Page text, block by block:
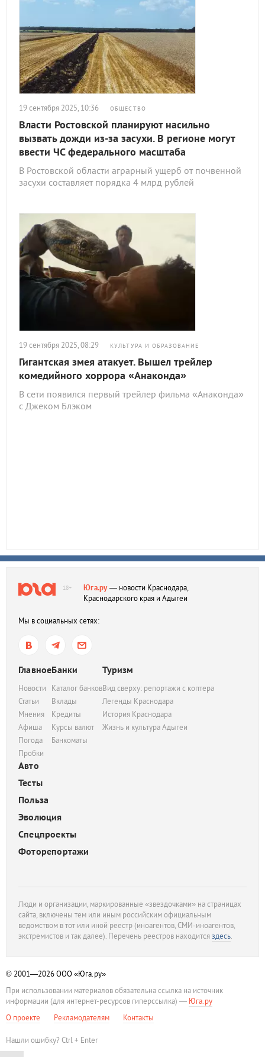
19 сентября 2025, 10:36 ОБЩЕСТВО
Власти Ростовской планируют насильно
вызвать дожди из-за засухи. В регионе могут
ввести ЧС федерального масштаба
В Ростовской области аграрный ущерб от почвенной
засухи составляет порядка 4 млрд рублей
19 сентября 2025, 08:29 КУЛЬТУРА И ОБРАЗОВАНИЕ
Гигантская змея атакует. Вышел трейлер
комедийного хоррора «Анаконда»
В сети появился первый трейлер фильма «Анаконда»
с Джеком Блэком
18+ Юга.ру— новости Краснодара,
Краснодарского края и Адыгеи
Мы в социальных сетях:
Главное
Новости
Статьи
Мнения
Афиша
Погода
Пробки
Банки
Каталог банков
Вклады
Кредиты
Курсы валют
Банкоматы
Туризм
Вид сверху: репортажи с коптера
Легенды Краснодара
История Краснодара
Жизнь и культура Адыгеи
Авто
Тесты
Польза
Эволюция
Спецпроекты
Фоторепортажи
Люди и организации, маркированные «звездочками» на страницах
сайта, включены тем или иным российским официальным
ведомством в тот или иной реестр (иноагентов, СМИ-иноагентов,
экстремистов и так далее). Перечень реестров находитсяздесь.
© 2001—2026ООО «Юга.ру»
При использовании материалов обязательна ссылка на источник
информации (для интернет-ресурсов гиперссылка) — Юга.ру
О проекте
Рекламодателям Контакты
Нашли ошибку? Ctrl + Enter